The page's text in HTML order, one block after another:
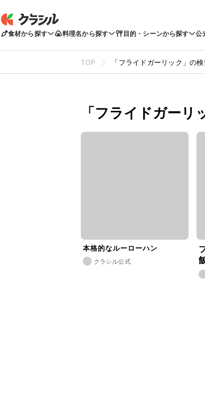
食材から探す 料理名から探す 目的・シーンから探す 公
TOP 「フライドガーリック」の
「フライドガーリ
本格的なルーローハン
クラシル公式